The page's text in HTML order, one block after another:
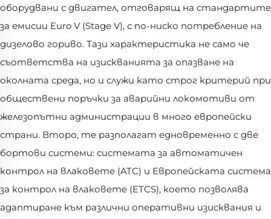
оборудвани с двигател, отговарящ на стандартите
за емисии Euro V (Stage V), с по-ниско потребление на
дизелово гориво. Тази характеристика не само че
съответства на изискванията за опазване на
околната среда, но и служи като строг критерий при
обществени поръчки за аварийни локомотиви от
железопътни администрации в много европейски
страни. Второ, те разполагат едновременно с две
бортови системи: системата за автоматичен
контрол на влаковете (ATC) и Европейската система
за контрол на влаковете (ETCS), което позволява
адаптиране към различни оперативни изисквания и